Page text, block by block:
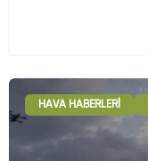
HAVA HABERLERI